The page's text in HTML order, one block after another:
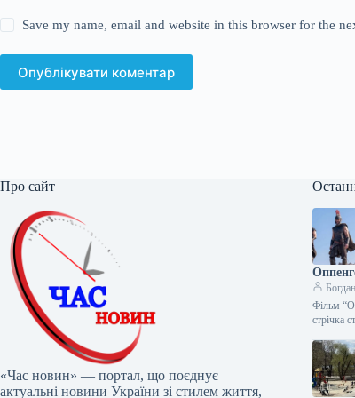
Save my name, email and website in this browser for the
Опублікувати коментар
Про сайт
«Час новин» — портал, що поєднує
актуальні новини України зі стилем життя,
Фільм
стрічка